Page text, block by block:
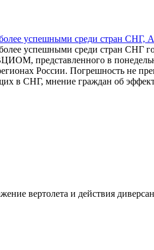
успешными среди стран СНГ,
успешными среди стран СНГ
представленного в
России. Погрешность не
в СНГ, мнение граждан об
вертолета и действия